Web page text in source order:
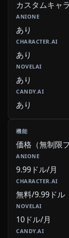
カスタムキャ
あり
あり
あり
あり
価格（無制限
9.99ドル/月
無料/9.99ドル
10ドル/月